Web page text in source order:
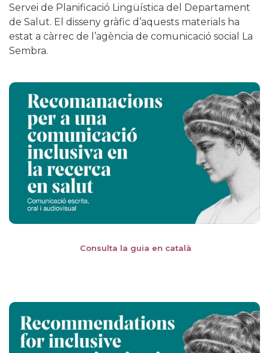
Servei de Planificació Lingüística del Departament
de Salut. El disseny gràfic d’aquests materials ha
estat a càrrec de l’agència de comunicació social La
Sembra.
Consulta la guia en català